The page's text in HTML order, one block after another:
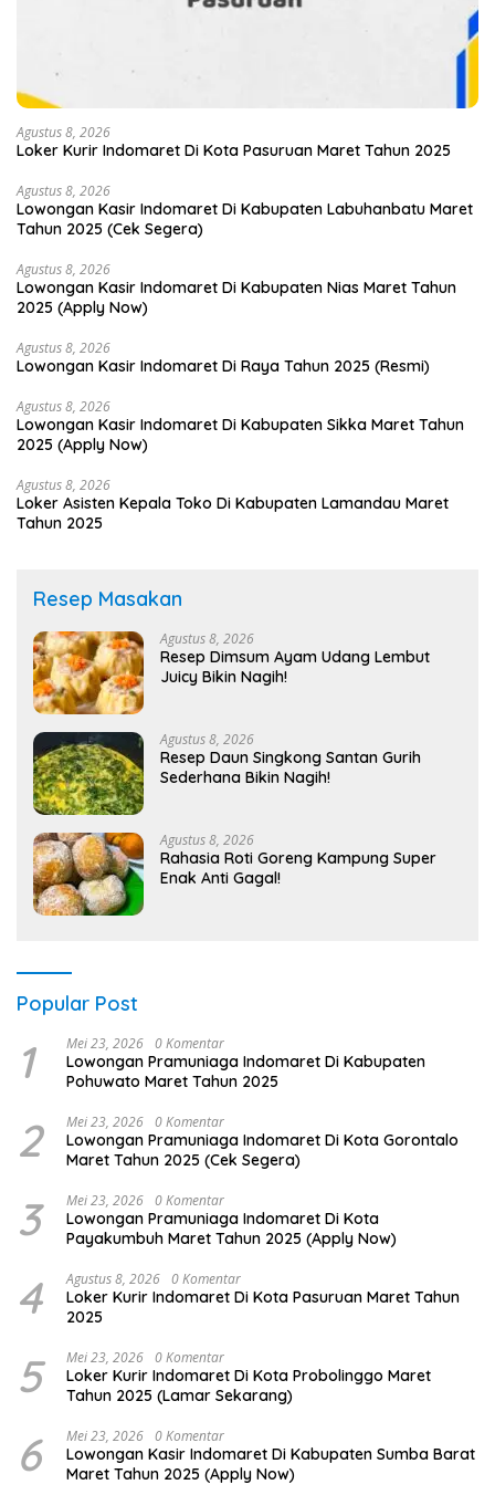
Agustus 8, 2026
Loker Kurir Indomaret Di Kota Pasuruan Maret Tahun 2025
Agustus 8, 2026
Lowongan Kasir Indomaret Di Kabupaten Labuhanbatu Maret
Tahun 2025 (Cek Segera)
Agustus 8, 2026
Lowongan Kasir Indomaret Di Kabupaten Nias Maret Tahun
2025 (Apply Now)
Agustus 8, 2026
Lowongan Kasir Indomaret Di Raya Tahun 2025 (Resmi)
Agustus 8, 2026
Lowongan Kasir Indomaret Di Kabupaten Sikka Maret Tahun
2025 (Apply Now)
Agustus 8, 2026
Loker Asisten Kepala Toko Di Kabupaten Lamandau Maret
Tahun 2025
Resep Masakan
Agustus 8, 2026
Resep Dimsum Ayam Udang Lembut
Juicy Bikin Nagih!
Agustus 8, 2026
Resep Daun Singkong Santan Gurih
Sederhana Bikin Nagih!
Agustus 8, 2026
Rahasia Roti Goreng Kampung Super
Enak Anti Gagal!
Popular Post
1 Mei 23, 2026 0 Komentar
Lowongan Pramuniaga Indomaret Di Kabupaten
Pohuwato Maret Tahun 2025
2 Mei 23, 2026 0 Komentar
Lowongan Pramuniaga Indomaret Di Kota Gorontalo
Maret Tahun 2025 (Cek Segera)
3 Mei 23, 2026 0 Komentar
Lowongan Pramuniaga Indomaret Di Kota
Payakumbuh Maret Tahun 2025 (Apply Now)
4 Agustus 8, 2026 0 Komentar
Loker Kurir Indomaret Di Kota Pasuruan Maret Tahun
2025
5 Mei 23, 2026 0 Komentar
Loker Kurir Indomaret Di Kota Probolinggo Maret
Tahun 2025 (Lamar Sekarang)
6 Mei 23, 2026 0 Komentar
Lowongan Kasir Indomaret Di Kabupaten Sumba Barat
Maret Tahun 2025 (Apply Now)